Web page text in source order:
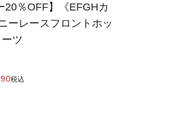
20％OFF】《EFGHカ
ーレースフロントホッ
ツ
税込